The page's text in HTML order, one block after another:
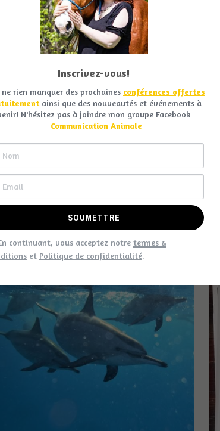
FORFAITS V.I.P.
Inscrivez-vous!
ne rien manquer des prochaines conférences offertes
ainsi que des nouveautés et événements à
N'hésitez pas à joindre mon groupe Facebook
Communication Animale
SOUMETTRE
continuant, vous acceptez notre termes &
et Politique de confidentialité.